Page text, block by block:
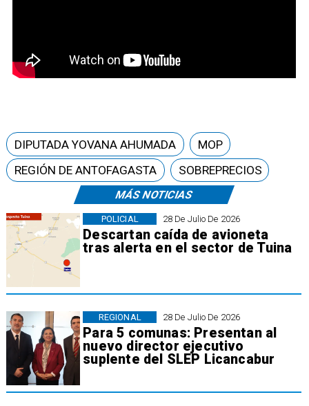
MÁS NOTICIAS
28 De Julio De 2026
Descartan caída de avioneta
tras alerta en el sector de Tuina
POLICIAL
28 De Julio De 2026
Para 5 comunas: Presentan al
nuevo director ejecutivo
suplente del SLEP Licancabur
REGIONAL
DIPUTADA YOVANA AHUMADA
MOP
REGIÓN DE ANTOFAGASTA
SOBREPRECIOS